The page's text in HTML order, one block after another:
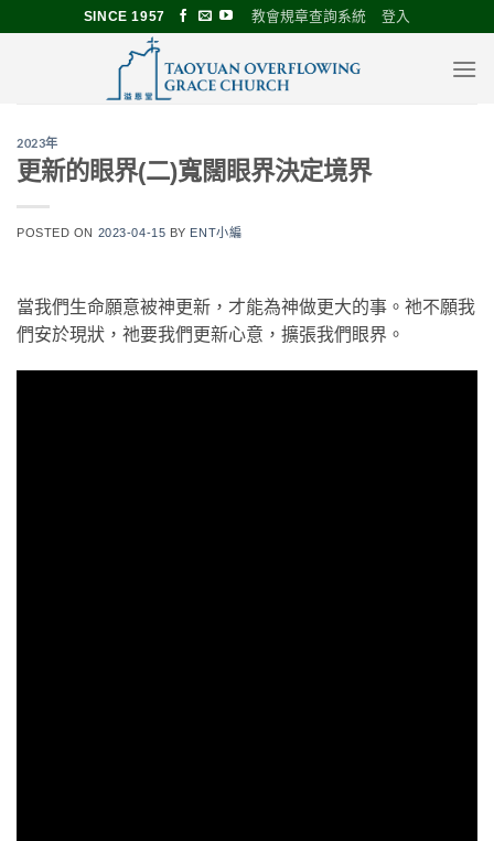
SINCE 1957 教會規章查詢系統 登入
2023年
更新的眼界(二)寬闊眼界決定境界
POSTED ON 2023-04-15 BY ENT小編
當我們生命願意被神更新，才能為神做更大的事。祂不願我
們安於現狀，祂要我們更新心意，擴張我們眼界。